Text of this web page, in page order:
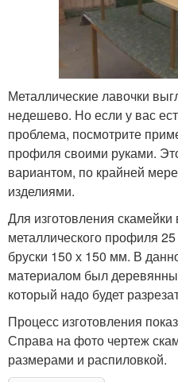
Металлические лавочки
недешево. Но если у вас
проблема, посмотрите
профиля своими руками.
вариантом, по крайней
изделиями.
Для изготовления
металлического профиля
бруски 150 х 150 мм. В
материалом был
который надо будет
Процесс изготовления
Справа на фото чертеж
размерами и распиловкой.